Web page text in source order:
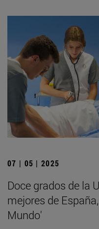
07 | 05 | 2025
Doce grados de la
mejores de
Mundo'